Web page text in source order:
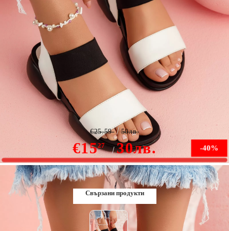
Дамски сандали InСивоd бели #4819M
-40%
€1527 30лв.
€25.59 50лв.
Няма наличност
Свързани продукти